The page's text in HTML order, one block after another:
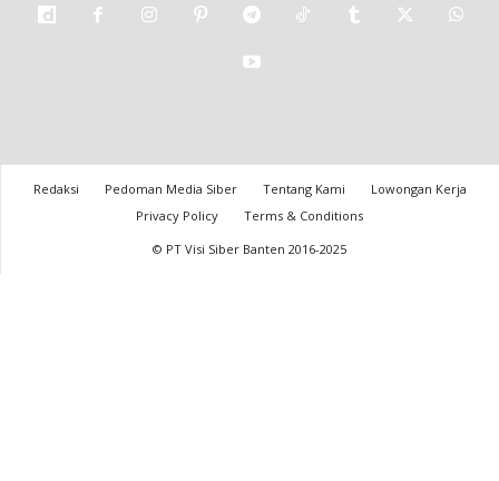
Redaksi Pedoman Media Siber Tentang Kami
Lowongan Kerja
Privacy Policy
Terms & Conditions
© PT Visi Siber Banten 2016-2025